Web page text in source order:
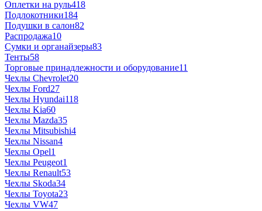
Оплетки на руль418
Подлокотники184
Подушки в салон82
Распродажа10
Сумки и органайзеры83
Тенты58
Торговые принадлежности и оборудование11
Чехлы Chevrolet20
Чехлы Ford27
Чехлы Hyundai118
Чехлы Kia60
Чехлы Mazda35
Чехлы Mitsubishi4
Чехлы Nissan4
Чехлы Opel1
Чехлы Peugeot1
Чехлы Renault53
Чехлы Skoda34
Чехлы Toyota23
Чехлы VW47